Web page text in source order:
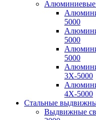
Алюминиевые
5000
5000
5000
3X-5000
4X-5000
Стальные
Выдвижные